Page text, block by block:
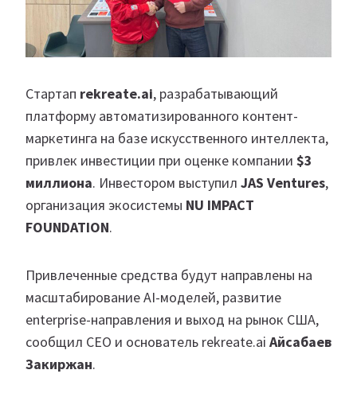
Стартап rekreate.ai, разрабатывающий
платформу автоматизированного контент-
маркетинга на базе искусственного интеллекта,
привлек инвестиции при оценке компании $3
миллиона. Инвестором выступил JAS Ventures,
организация экосистемы NU IMPACT
FOUNDATION.
Привлеченные средства будут направлены на
масштабирование AI-моделей, развитие
enterprise-направления и выход на рынок США,
сообщил CEO и основатель rekreate.ai Айсабаев
Закиржан.